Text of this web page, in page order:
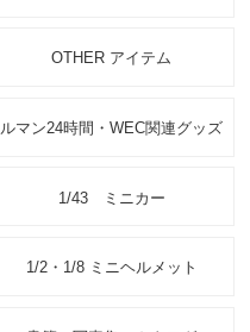
OTHER アイテム
ルマン24時間・WEC関連グッズ
1/43 ミニカー
1/2・1/8 ミニヘルメット